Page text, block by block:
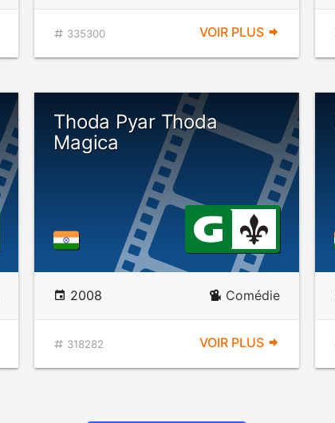
335300 VOIR PLUS
Thoda Pyar Thoda
Magica
2008 Comédie
318282 VOIR PLUS